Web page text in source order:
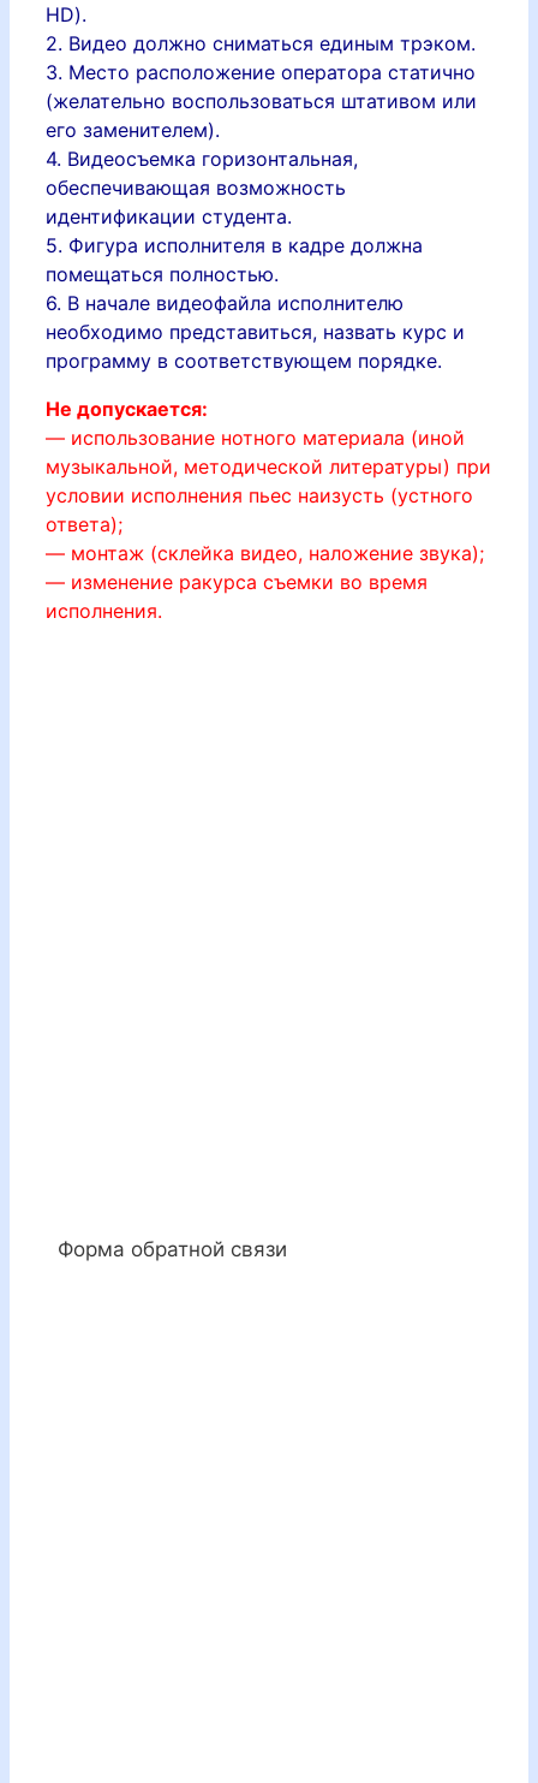
HD).
2. Видео должно сниматься единым трэком.
3. Место расположение оператора статично
(желательно воспользоваться штативом или
его заменителем).
4. Видеосъемка горизонтальная,
обеспечивающая возможность
идентификации студента.
5. Фигура исполнителя в кадре должна
помещаться полностью.
6. В начале видеофайла исполнителю
необходимо представиться, назвать курс и
программу в соответствующем порядке.
Не допускается:
— использование нотного материала (иной
музыкальной, методической литературы) при
условии исполнения пьес наизусть (устного
ответа);
— монтаж (склейка видео, наложение звука);
— изменение ракурса съемки во время
исполнения.
Форма обратной связи